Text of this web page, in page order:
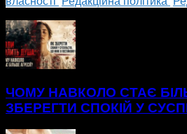
ЧОМУ НАВКОЛО СТАЄ
ЗБЕРЕГТИ СПОКІЙ У